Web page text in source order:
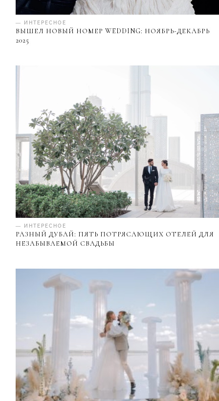
— ИНТЕРЕСНОЕ
ВЫШЕЛ НОВЫЙ НОМЕР WEDDING: НОЯБРЬ-ДЕКАБРЬ
2025
— ИНТЕРЕСНОЕ
РАЗНЫЙ ДУБАЙ: ПЯТЬ ПОТРЯСАЮЩИХ ОТЕЛЕЙ ДЛЯ
НЕЗАБЫВАЕМОЙ СВАДЬБЫ